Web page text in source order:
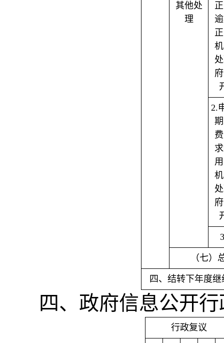
其他处
理
2.
（七）
四、结转下年度继
四、政府信息公开
行政复议